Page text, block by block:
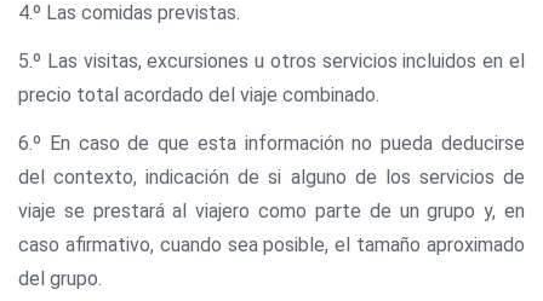
4.º Las comidas previstas.
5.º Las visitas, excursiones u otros servicios incluidos en el
precio total acordado del viaje combinado.
6.º En caso de que esta información no pueda deducirse
del contexto, indicación de si alguno de los servicios de
viaje se prestará al viajero como parte de un grupo y, en
caso afirmativo, cuando sea posible, el tamaño aproximado
del grupo.